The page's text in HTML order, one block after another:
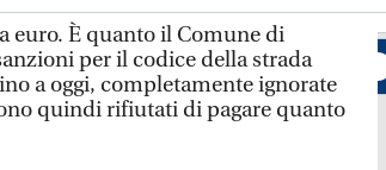
euro. È quanto il Comune di
per il codice della strada
a oggi, completamente ignorate
quindi rifiutati di pagare quanto